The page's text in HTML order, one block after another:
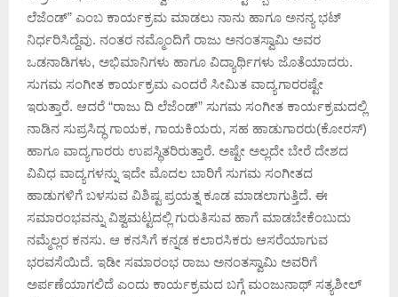
ಲೆಜೆಂಡ್” ಎಂಬ ಕಾರ್ಯಕ್ರಮ ಮಾಡಲು ನಾನು ಹಾಗೂ ಅನನ್ಯ ಭಟ್
ನಿರ್ಧರಿಸಿದ್ದೆವು. ನಂತರ ನಮ್ಮೊಂದಿಗೆ ರಾಜು ಅನಂತಸ್ವಾಮಿ ಅವರ
ಒಡನಾಡಿಗಳು, ಅಭಿಮಾನಿಗಳು ಹಾಗೂ ವಿದ್ಯಾರ್ಥಿಗಳು ಜೊತೆಯಾದರು.
ಸುಗಮ ಸಂಗೀತ ಕಾರ್ಯಕ್ರಮ ಎಂದರೆ ಸೀಮಿತ ವಾದ್ಯಗಾರರಷ್ಟೇ
ಇರುತ್ತಾರೆ. ಆದರೆ “ರಾಜು ದಿ ಲೆಜೆಂಡ್” ಸುಗಮ ಸಂಗೀತ ಕಾರ್ಯಕ್ರಮದಲ್ಲಿ
ನಾಡಿನ ಸುಪ್ರಸಿದ್ಧ ಗಾಯಕ, ಗಾಯಕಿಯರು, ಸಹ ಹಾಡುಗಾರರು(ಕೋರಸ್)
ಹಾಗೂ ವಾದ್ಯಗಾರರು ಉಪಸ್ಥಿತರಿರುತ್ತಾರೆ. ಅಷ್ಟೇ ಅಲ್ಲದೇ ಬೇರೆ ದೇಶದ
ವಿವಿಧ ವಾದ್ಯಗಳನ್ನು ಇದೇ ಮೊದಲ ಬಾರಿಗೆ ಸುಗಮ ಸಂಗೀತದ
ಹಾಡುಗಳಿಗೆ ಬಳಸುವ ವಿಶಿಷ್ಟ ಪ್ರಯತ್ನ ಕೂಡ ಮಾಡಲಾಗುತ್ತಿದೆ‌. ಈ
ಸಮಾರಂಭವನ್ನು ವಿಶ್ವಮಟ್ಟದಲ್ಲಿ ಗುರುತಿಸುವ ಹಾಗೆ ಮಾಡಬೇಕೆಂಬುದು
ನಮ್ಮೆಲ್ಲರ ಕನಸು. ಆ ಕನಸಿಗೆ ಕನ್ನಡ ಕಲಾರಸಿಕರು ಆಸರೆಯಾಗುವ
ಭರವಸೆಯಿದೆ. ಇಡೀ ಸಮಾರಂಭ ರಾಜು ಅನಂತಸ್ವಾಮಿ ಅವರಿಗೆ
ಅರ್ಪಣೆಯಾಗಲಿದೆ ಎಂದು ಕಾರ್ಯಕ್ರಮದ ಬಗ್ಗೆ ಮಂಜುನಾಥ್ ಸತ್ಯಶೀಲ್